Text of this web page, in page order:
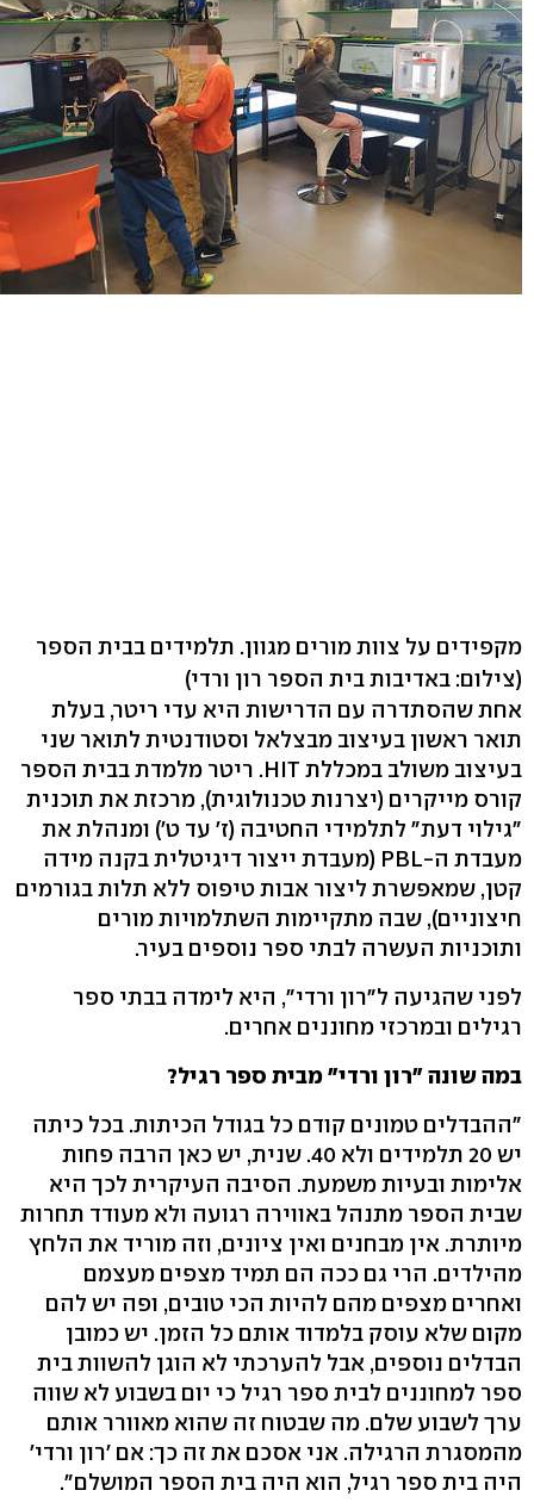
מקפידים על צוות מורים מגוון. תלמידים בבית הספר
(צילום: באדיבות בית הספר רון ורדי)
אחת שהסתדרה עם הדרישות היא עדי ריטר, בעלת
תואר ראשון בעיצוב מבצלאל וסטודנטית לתואר שני
בעיצוב משולב במכללת HIT. ריטר מלמדת בבית הספר
קורס מייקרים (יצרנות טכנולוגית), מרכזת את תוכנית
"גילוי דעת" לתלמידי החטיבה (ז' עד ט') ומנהלת את
מעבדת ה-PBL (מעבדת ייצור דיגיטלית בקנה מידה
קטן, שמאפשרת ליצור אבות טיפוס ללא תלות בגורמים
חיצוניים), שבה מתקיימות השתלמויות מורים
ותוכניות העשרה לבתי ספר נוספים בעיר.
לפני שהגיעה ל"רון ורדי", היא לימדה בבתי ספר
רגילים ובמרכזי מחוננים אחרים.
במה שונה "רון ורדי" מבית ספר רגיל?
"ההבדלים טמונים קודם כל בגודל הכיתות. בכל כיתה
יש 20 תלמידים ולא 40. שנית, יש כאן הרבה פחות
אלימות ובעיות משמעת. הסיבה העיקרית לכך היא
שבית הספר מתנהל באווירה רגועה ולא מעודד תחרות
מיותרת. אין מבחנים ואין ציונים, וזה מוריד את הלחץ
מהילדים. הרי גם ככה הם תמיד מצפים מעצמם
ואחרים מצפים מהם להיות הכי טובים, ופה יש להם
מקום שלא עוסק בלמדוד אותם כל הזמן. יש כמובן
הבדלים נוספים, אבל להערכתי לא הוגן להשוות בית
ספר למחוננים לבית ספר רגיל כי יום בשבוע לא שווה
ערך לשבוע שלם. מה שבטוח זה שהוא מאוורר אותם
מהמסגרת הרגילה. אני אסכם את זה כך: אם 'רון ורדי'
היה בית ספר רגיל, הוא היה בית הספר המושלם".